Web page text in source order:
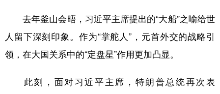
去年釜山会晤，习近平主席提出的“大船”之喻给世
人留下深刻印象。作为“掌舵人”，元首外交的战略引
领，在大国关系中的“定盘星”作用更加凸显。
此刻，面对习近平主席，特朗普总统再次表